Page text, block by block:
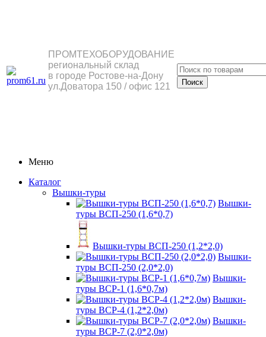
ПРОМТЕХОБОРУДОВАНИЕ
региональный склад
в городе Ростове-на-Дону
ул.Доватора 150 / офис 121
Меню
Каталог
Вышки-туры
Вышки-
туры ВСП-250 (1,6*0,7)
Вышки-туры ВСП-250 (1,2*2,0)
Вышки-
туры ВСП-250 (2,0*2,0)
Вышки-
туры ВСР-1 (1,6*0,7м)
Вышки-
туры ВСР-4 (1,2*2,0м)
Вышки-
туры ВСР-7 (2,0*2,0м)